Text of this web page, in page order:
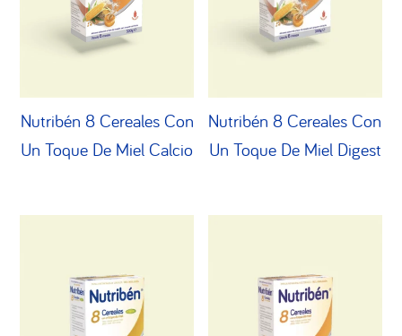
Nutribén 8 Cereales Con
Un Toque De Miel Calcio
Nutribén 8 Cereales Con
Un Toque De Miel Digest